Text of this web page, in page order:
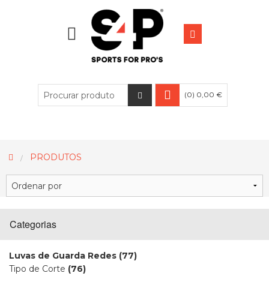
(0) 0,00 €
PRODUTOS
Categorias
Luvas de Guarda Redes (77)
Tipo de Corte (76)